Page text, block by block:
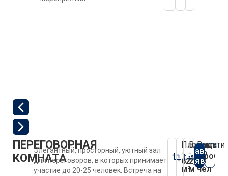
ПЕРЕГОВОРНАЯ
КОМНАТА
Элегантный, просторный, уютный зал
для переговоров, в которых принимает
участие до 20-25 человек. Встреча на
Площадь
-
62
м²
Высота
-
2,8
м
до
25
чел
Оставить
заявку